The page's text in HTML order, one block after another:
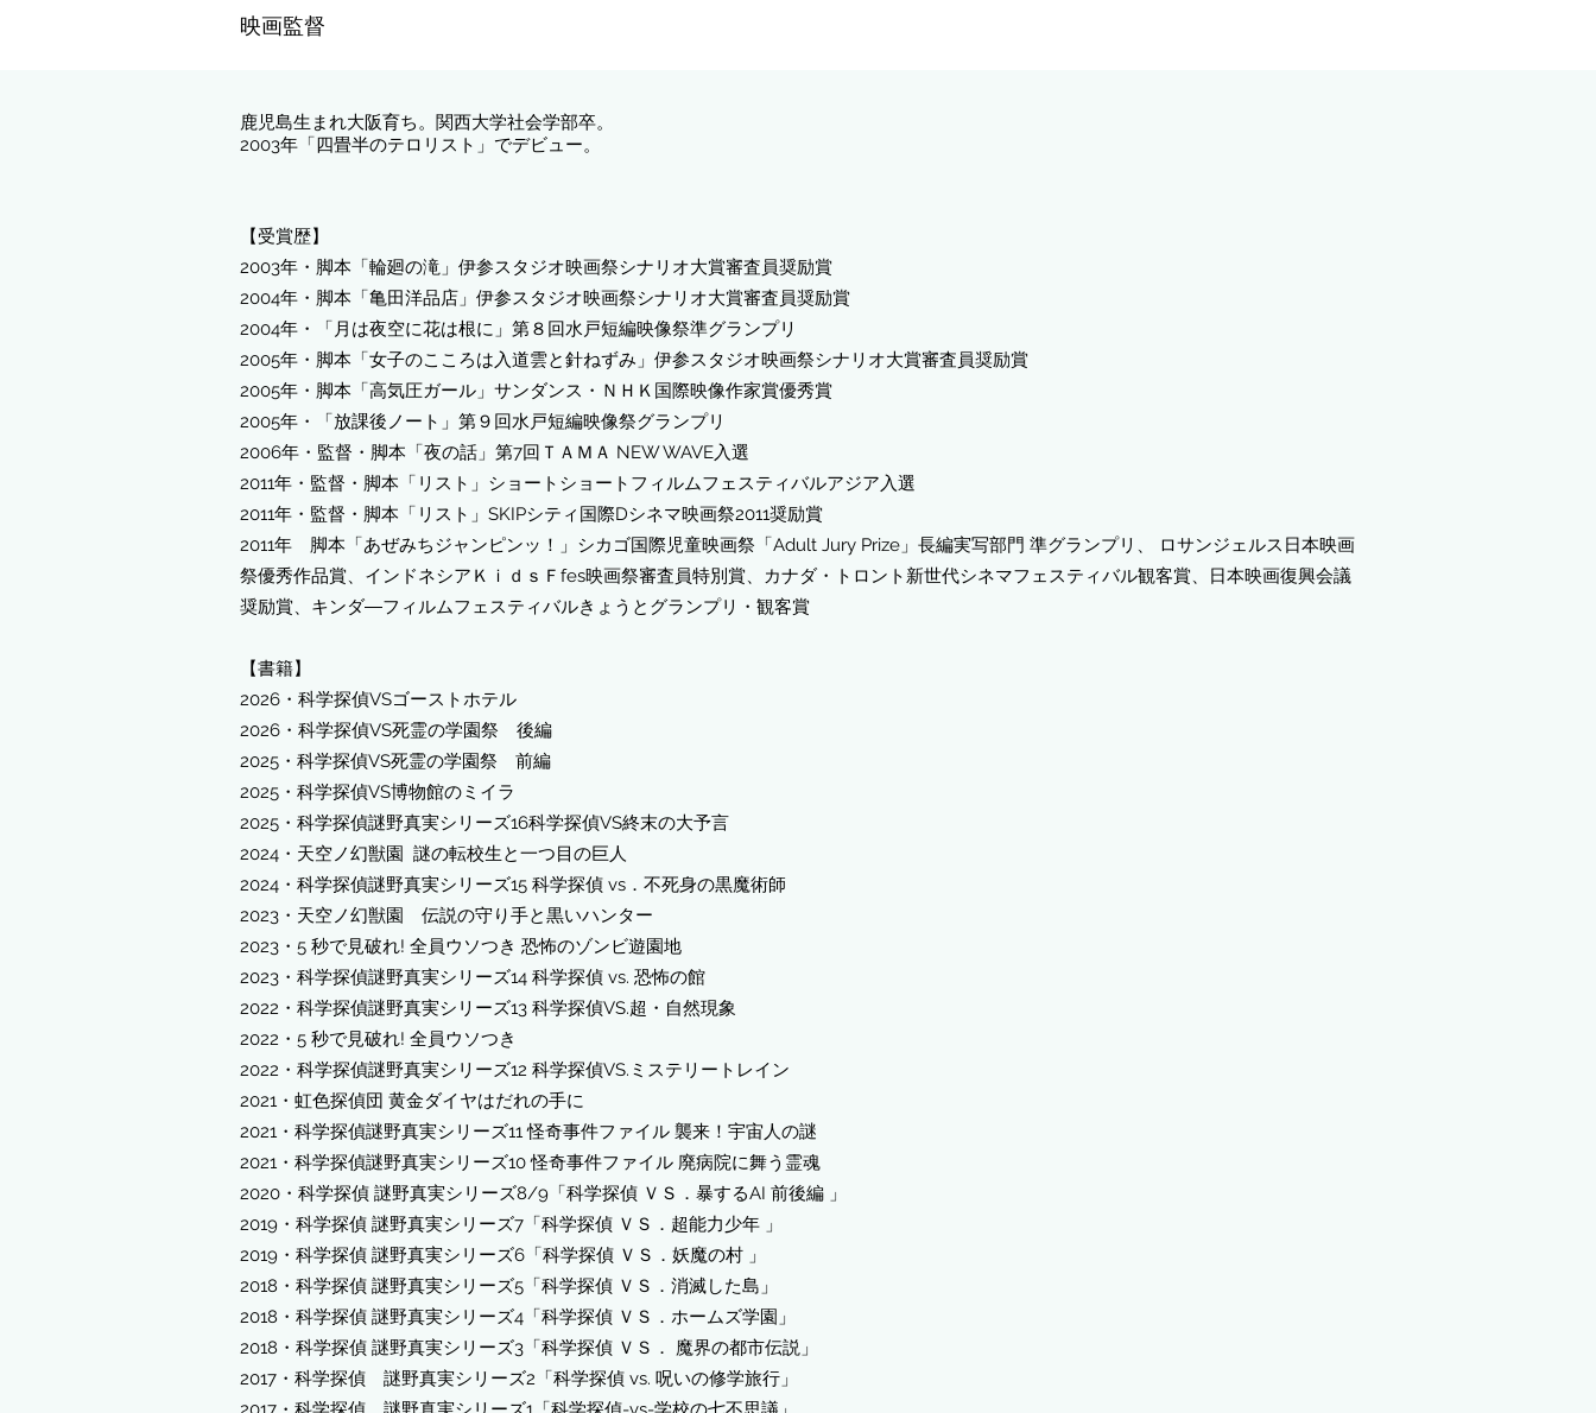
映画監督
鹿児島生まれ大阪育ち。関西大学社会学部卒。
2003年「四畳半のテロリスト」でデビュー。
【受賞歴】
2003年・脚本「輪廻の滝」伊参スタジオ映画祭シナリオ大賞審査員奨励賞
2004年・脚本「亀田洋品店」伊参スタジオ映画祭シナリオ大賞審査員奨励賞
2004年・「月は夜空に花は根に」第８回水戸短編映像祭準グランプリ
2005年・脚本「女子のこころは入道雲と針ねずみ」伊参スタジオ映画祭シナリオ大賞審査員奨励賞
2005年・脚本「高気圧ガール」サンダンス・ＮＨＫ国際映像作家賞優秀賞
2005年・「放課後ノート」第９回水戸短編映像祭グランプリ
2006年・監督・脚本「夜の話」第7回ＴＡＭＡ NEW WAVE入選
2011年・監督・脚本「リスト」ショートショートフィルムフェスティバルアジア入選
​2011年・監督・脚本「リスト」SKIPシティ国際Dシネマ映画祭2011奨励賞
2011年 脚本「あぜみちジャンピンッ！」シカゴ国際児童映画祭「Adult Jury Prize」長編実写部門 準グランプリ、 ロサンジェルス日本映画
祭優秀作品賞、インドネシアＫｉｄｓＦfes映画祭審査員特別賞、カナダ・トロント新世代シネマフェスティバル観客賞、日本映画復興会議
奨励賞、キンダ―フィルムフェスティバルきょうとグランプリ・観客賞
【書籍】
​2026・ 科学探偵VSゴーストホテル
2026・科学探偵VS死霊の学園祭 後編
2025・科学探偵VS死霊の学園祭 前編
2025・ 科学探偵VS博物館のミイラ
2025・科学探偵謎野真実シリーズ16科学探偵VS終末の大予言
2024・天空ノ幻獣園 謎の転校生と一つ目の巨人
2024・科学探偵謎野真実シリーズ15 科学探偵 vs．不死身の黒魔術師
2023・天空ノ幻獣園 伝説の守り手と黒いハンター
2023・5 秒で見破れ! 全員ウソつき 恐怖のゾンビ遊園地
2023 ・ 科学探偵謎野真実シリーズ14 科学探偵 vs. 恐怖の館
2022・ 科学探偵謎野真実シリーズ13 科学探偵VS.超・自然現象
2022・5 秒で見破れ! 全員ウソつき
2022・科学探偵謎野真実シリーズ12 科学探偵VS.ミステリートレイン
2021・虹色探偵団 黄金ダイヤはだれの手に
2021・科学探偵謎野真実シリーズ11 怪奇事件ファイル 襲来！宇宙人の謎
​2021 ・科学探偵謎野真実シリーズ10 怪奇事件ファイル 廃病院に舞う霊魂
​2020・科学探偵 謎野真実シリーズ8/9「科学探偵 ＶＳ．暴するAI 前後編 」
2019・科学探偵 謎野真実シリーズ7「科学探偵 ＶＳ．超能力少年 」
2019・科学探偵 謎野真実シリーズ6「科学探偵 ＶＳ．妖魔の村 」
2018・科学探偵 謎野真実シリーズ5「科学探偵 ＶＳ．消滅した島」
2018・科学探偵 謎野真実シリーズ4「科学探偵 ＶＳ．ホームズ学園」
2018・科学探偵 謎野真実シリーズ3「科学探偵 ＶＳ． 魔界の都市伝説」
2017・科学探偵 謎野真実シリーズ2「科学探偵 vs. 呪いの修学旅行」